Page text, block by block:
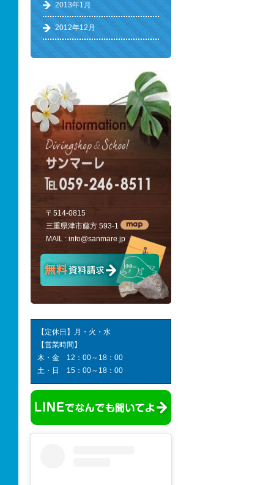
2013年1月
2012年12月
〒514-0815
三重県津市藤方 593-1
MAIL : info@sanmare.jp
【定休日】月・火・水
【営業時間】
木・金 12：00～18：00
土・日 15：00～18：00